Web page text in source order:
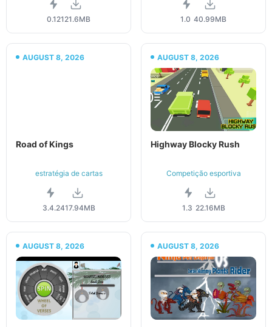
0.12121.6MB 1.0 40.99MB
AUGUST 8, 2026
Road of Kings
estratégia de cartas
3.4.2417.94MB
AUGUST 8, 2026
Highway Blocky Rush
Competição esportiva
1.3 22.16MB
AUGUST 8, 2026 AUGUST 8, 2026